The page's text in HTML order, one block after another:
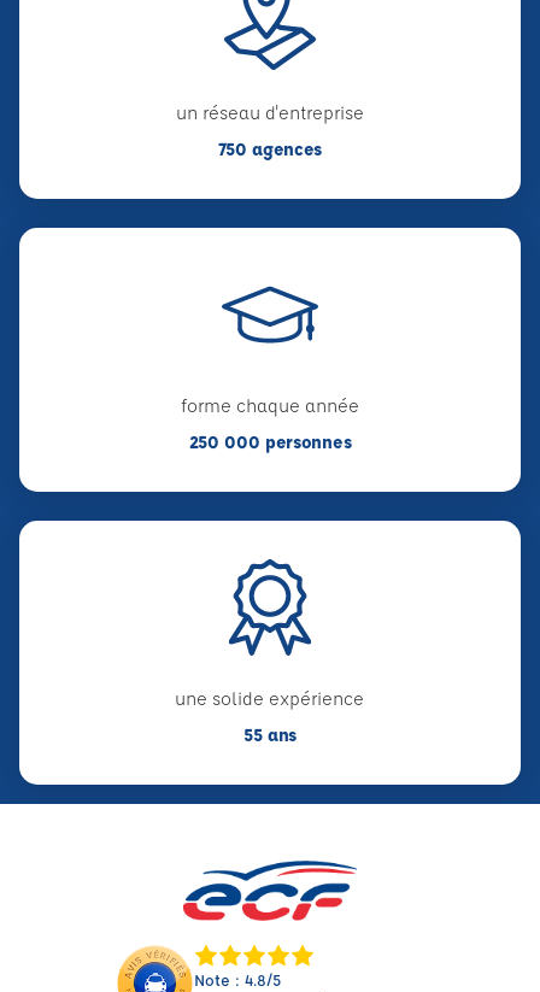
un réseau d'entreprise
750 agences
forme chaque année
250 000 personnes
une solide expérience
55 ans
Note : 4.8/5